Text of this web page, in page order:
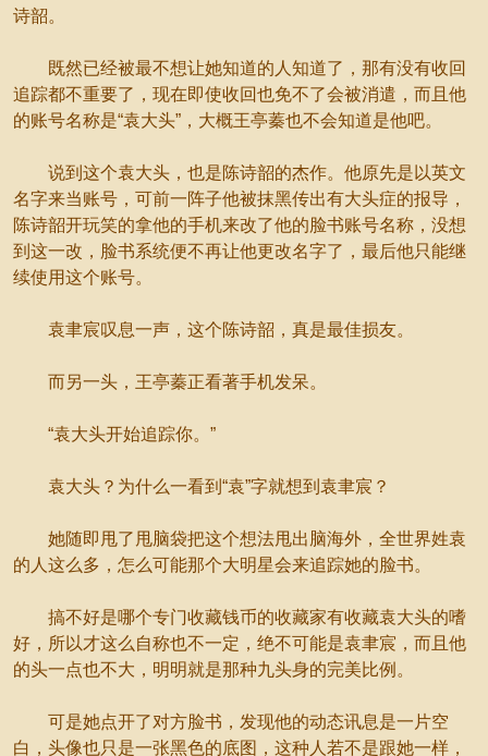
诗韶。
既然已经被最不想让她知道的人知道了，那有没有收回
追踪都不重要了，现在即使收回也免不了会被消遣，而且他
的账号名称是“袁大头”，大概王亭蓁也不会知道是他吧。
说到这个袁大头，也是陈诗韶的杰作。他原先是以英文
名字来当账号，可前一阵子他被抹黑传出有大头症的报导，
陈诗韶开玩笑的拿他的手机来改了他的脸书账号名称，没想
到这一改，脸书系统便不再让他更改名字了，最后他只能继
续使用这个账号。
袁聿宸叹息一声，这个陈诗韶，真是最佳损友。
而另一头，王亭蓁正看著手机发呆。
“袁大头开始追踪你。”
袁大头？为什么一看到“袁”字就想到袁聿宸？
她随即甩了甩脑袋把这个想法甩出脑海外，全世界姓袁
的人这么多，怎么可能那个大明星会来追踪她的脸书。
搞不好是哪个专门收藏钱币的收藏家有收藏袁大头的嗜
好，所以才这么自称也不一定，绝不可能是袁聿宸，而且他
的头一点也不大，明明就是那种九头身的完美比例。
可是她点开了对方脸书，发现他的动态讯息是一片空
白，头像也只是一张黑色的底图，这种人若不是跟她一样，